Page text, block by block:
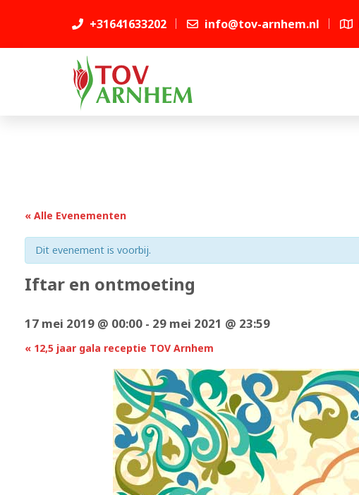
+31641633202 info@tov-arnhem.nl
« Alle Evenementen
Dit evenement is voorbij.
Iftar en ontmoeting
17 mei 2019 @ 00:00 - 29 mei 2021 @ 23:59
« 12,5 jaar gala receptie TOV Arnhem